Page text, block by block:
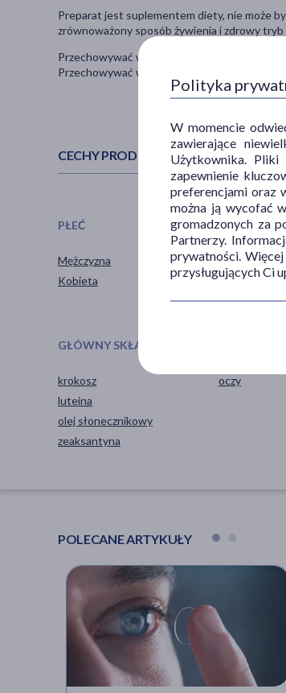
Preparat jest suplementem diety, nie może
zrównoważony sposób żywienia i zdrowy tryb
Przechowywać w suchym miejscu. Chronić
Przechowywać w sposób niedostępny dla
CECHY PRODUKTU
PŁEĆ
Mężczyzna
Kobieta
WIEK
dla dorosłych
GŁÓWNY SKŁADNIK
krokosz
luteina
olej słonecznikowy
zeaksantyna
oczy
POLECANE ARTYKUŁY
Polityka
W momencie
zawierające
Użytkownika. Pliki
zapewnienie
preferencjami oraz
można ją wycofać
gromadzonych za
Partnerzy.
prywatności.
przysługujących Ci